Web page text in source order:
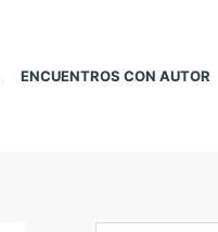
ENCUENTROS CON AUTOR